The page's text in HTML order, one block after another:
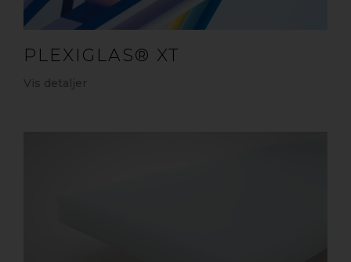
PLEXIGLAS® XT
Vis detaljer